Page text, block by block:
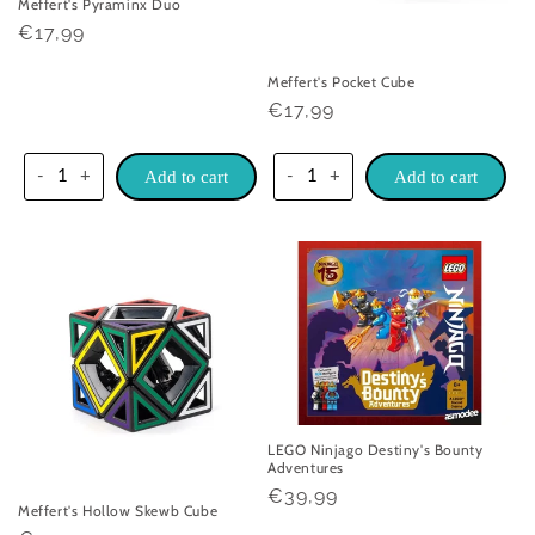
Meffert's Pyraminx Duo
Praghas
€17,99
- + Add to cart
Meffert's Pocket Cube
Praghas
€17,99
- + Add to cart
Meffert's Hollow Skewb Cube
LEGO Ninjago Destiny's Bounty
Adventures
Praghas
€39,99